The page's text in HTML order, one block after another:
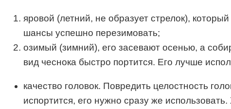
яровой (летний, не образует стрелок),
шансы успешно перезимовать;
озимый (зимний), его засевают осенью, а
вид чеснока быстро портится. Его лучше
качество головок. Повредить целостность
испортится, его нужно сразу же